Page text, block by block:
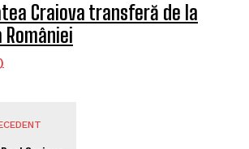
Craiova transferă de la